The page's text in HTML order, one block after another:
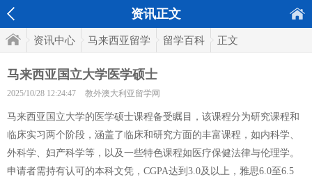
资讯正文
资讯中心 马来西亚留学 留学百科 正文
马来西亚国立大学医学硕士
2025/10/28 12:24:47 教外澳大利亚留学网
马来西亚国立大学的医学硕士课程备受瞩目，该课程分为研究课程和
临床实习两个阶段，涵盖了临床和研究方面的丰富课程，如内科学、
外科学、妇产科学等，以及一些特色课程如医疗保健法律与伦理学。
申请者需持有认可的本科文凭，CGPA达到3.0及以上，雅思6.0至6.5